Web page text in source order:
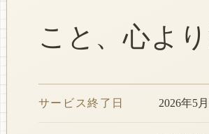
こと、心よ
サービス終了日 2026年5